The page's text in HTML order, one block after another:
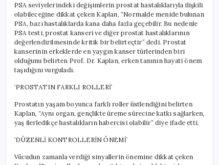
PSA seviyelerindeki değişimlerin prostat hastalıklarıyla ilişkili
olabileceğine dikkat çeken Kaplan, “Normalde menide bulunan
PSA, bazı hastalıklarda kana daha fazla geçebilir. Bu nedenle
PSA testi, prostat kanseri ve diğer prostat hastalıklarının
değerlendirilmesinde kritik bir belirteçtir” dedi. Prostat
kanserinin erkeklerde en yaygın kanser türlerinden biri
olduğunu belirten Prof. Dr. Kaplan, erken tanının hayati önem
taşıdığını vurguladı.
‘PROSTATIN FARKLI ROLLERİ’
Prostatın yaşam boyunca farklı roller üstlendiğini belirten
Kaplan, “Aynı organ, gençlikte üreme sürecine katkı sağlarken,
yaş ilerledikçe hastalıkların habercisi olabilir” diye ifade etti.
‘DÜZENLİ KONTROLLERİN ÖNEMİ’
Vücudun zamanla verdiği sinyallerin önemine dikkat çeken